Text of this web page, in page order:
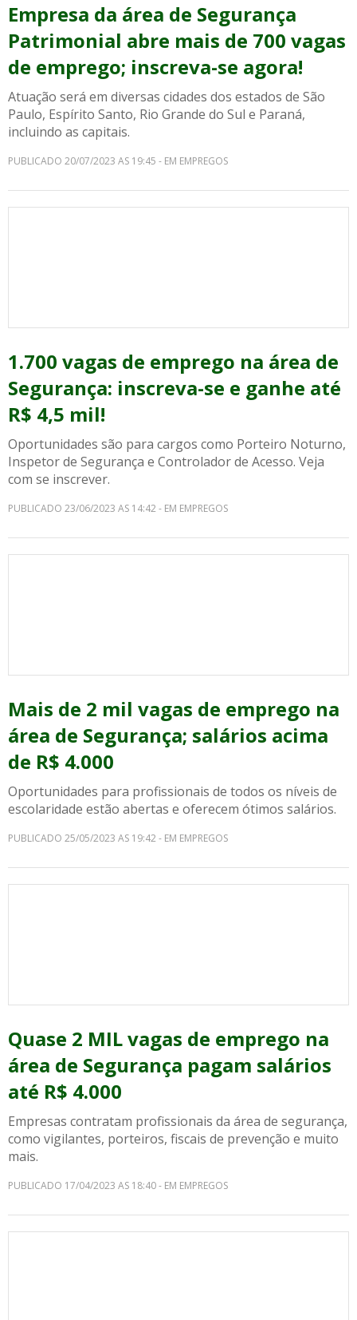
Empresa da área de Segurança
Patrimonial abre mais de 700 vagas
de emprego; inscreva-se agora!
Atuação será em diversas cidades dos estados de São
Paulo, Espírito Santo, Rio Grande do Sul e Paraná,
incluindo as capitais.
PUBLICADO 20/07/2023 AS 19:45 - EM EMPREGOS
1.700 vagas de emprego na área de
Segurança: inscreva-se e ganhe até
R$ 4,5 mil!
Oportunidades são para cargos como Porteiro Noturno,
Inspetor de Segurança e Controlador de Acesso. Veja
com se inscrever.
PUBLICADO 23/06/2023 AS 14:42 - EM EMPREGOS
Mais de 2 mil vagas de emprego na
área de Segurança; salários acima
de R$ 4.000
Oportunidades para profissionais de todos os níveis de
escolaridade estão abertas e oferecem ótimos salários.
PUBLICADO 25/05/2023 AS 19:42 - EM EMPREGOS
Quase 2 MIL vagas de emprego na
área de Segurança pagam salários
até R$ 4.000
Empresas contratam profissionais da área de segurança,
como vigilantes, porteiros, fiscais de prevenção e muito
mais.
PUBLICADO 17/04/2023 AS 18:40 - EM EMPREGOS